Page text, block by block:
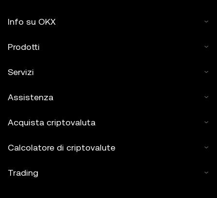
Info su OKX
Prodotti
Servizi
Assistenza
Acquista criptovaluta
Calcolatore di criptovalute
Trading